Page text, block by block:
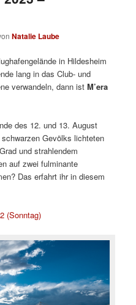
Natalie Laube
in Hildesheim
lang in das Club- und
verwandeln, dann istM’era
des 12. und 13. August
Gevölks lichteten
und strahlendem
auf zwei fulminante
Das erfahrt ihr in diesem
(Sonntag)